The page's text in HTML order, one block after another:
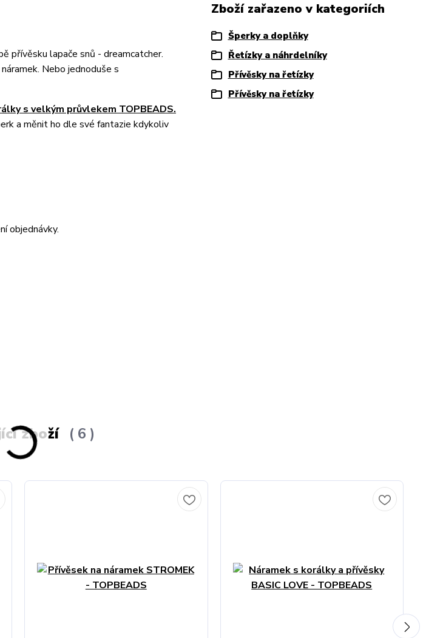
přívěsku lapače snů - dreamcatcher.
Nebo jednoduše s
s velkým průvlekem TOPBEADS.
a měnit ho dle své fantazie kdykoliv
objednávky.
Zboží zařazeno v kategoriích
Šperky a doplňky
Řetízky a náhrdelníky
Přívěsky na řetízky
Přívěsky na řetízky
zboží 6